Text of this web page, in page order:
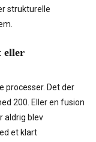
strukturelle
eller
processer. Det der
200. Eller en fusion
aldrig blev
et klart